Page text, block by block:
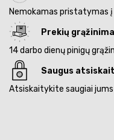
Nemokamas pristatymas
Prekių
14 darbo dienų pinigų
Saugus
Atsiskaitykite saugiai